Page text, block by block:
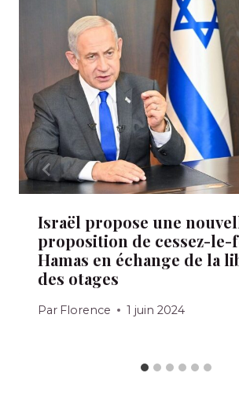
Israël propose une
proposition de cessez-le-
Hamas en échange de la
des otages
Par Florence 1 juin 2024